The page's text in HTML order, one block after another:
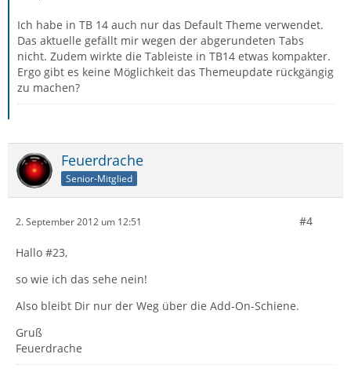
Ich habe in TB 14 auch nur das Default Theme verwendet.
Das aktuelle gefällt mir wegen der abgerundeten Tabs
nicht. Zudem wirkte die Tableiste in TB14 etwas kompakter.
Ergo gibt es keine Möglichkeit das Themeupdate rückgängig
zu machen?
Feuerdrache
Senior-Mitglied
2. September 2012 um 12:51 #4
Hallo #23,
so wie ich das sehe nein!
Also bleibt Dir nur der Weg über die Add-On-Schiene.
Gruß
Feuerdrache